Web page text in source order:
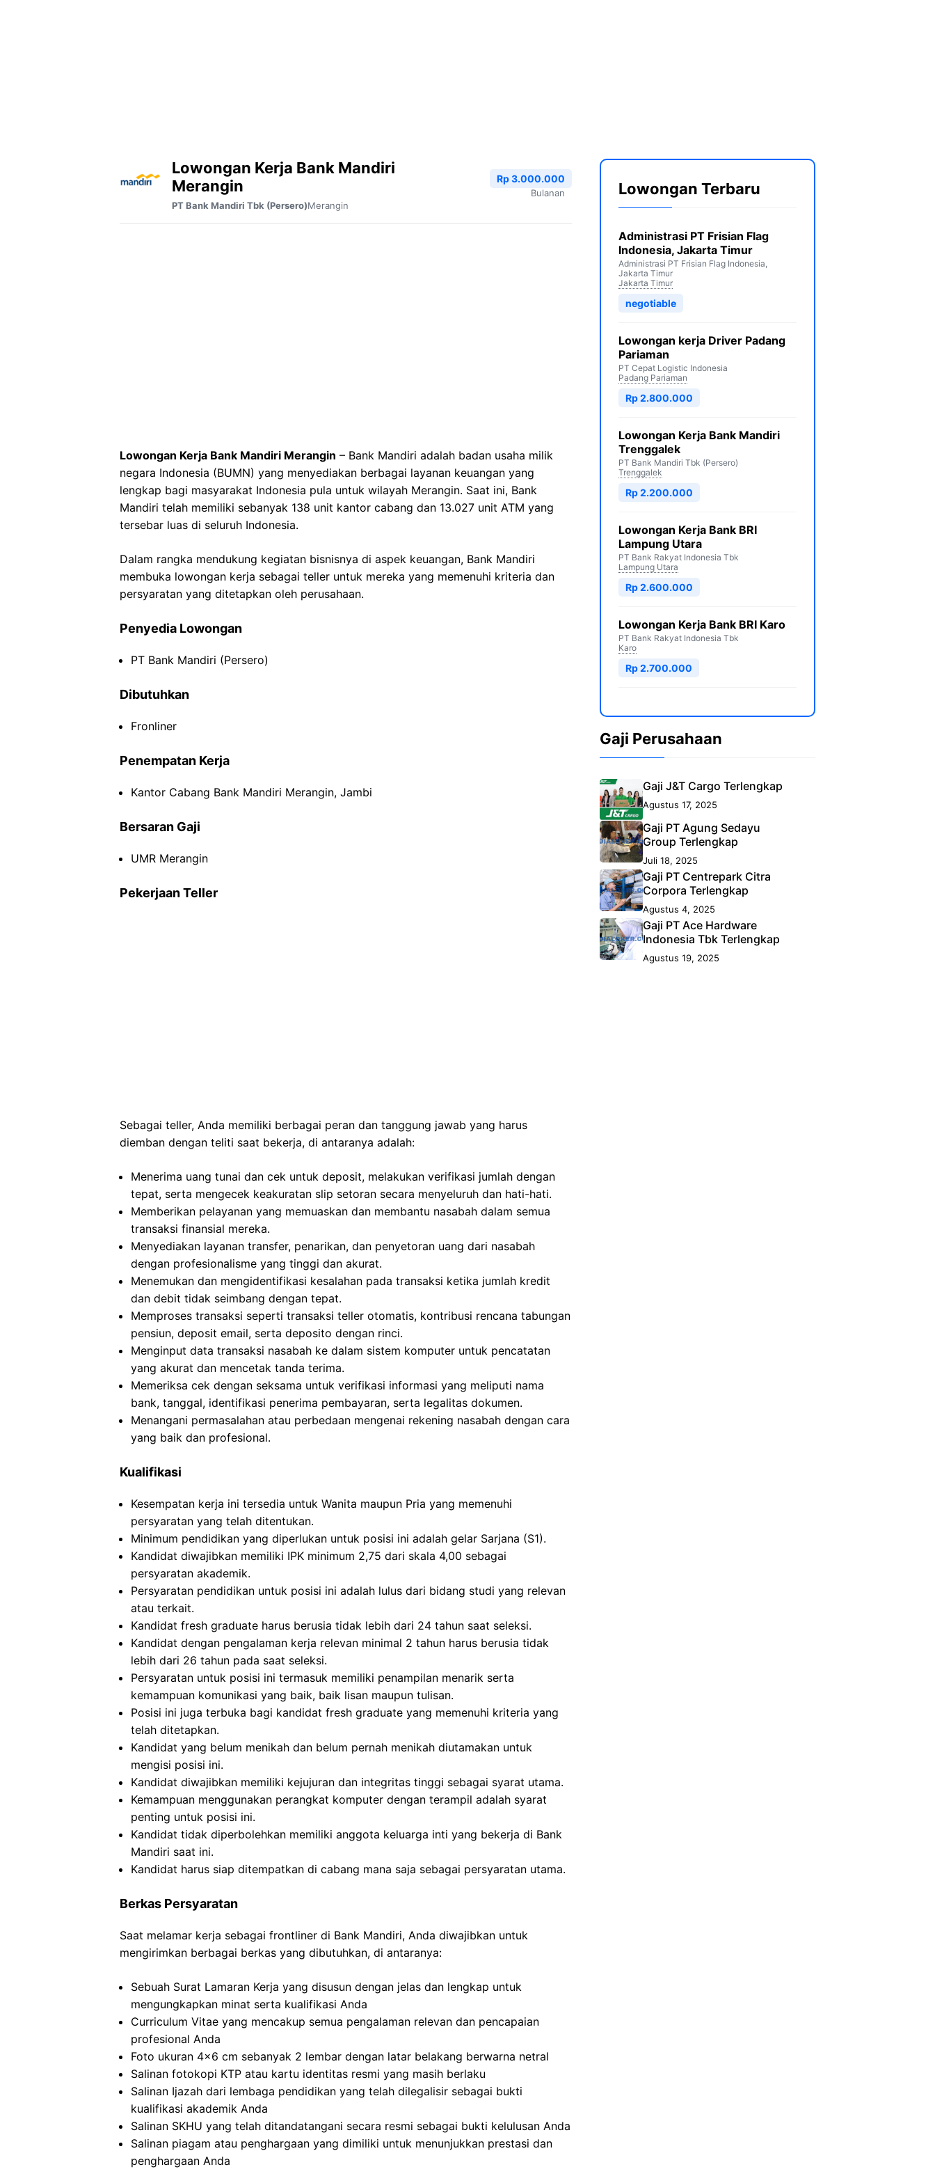
Lowongan Kerja Bank Mandiri
Merangin
PT Bank Mandiri Tbk (Persero)Merangin
Rp 3.000.000
Bulanan
Lowongan Kerja Bank Mandiri Merangin – Bank Mandiri adalah badan usaha milik
negara Indonesia (BUMN) yang menyediakan berbagai layanan keuangan yang
lengkap bagi masyarakat Indonesia pula untuk wilayah Merangin. Saat ini, Bank
Mandiri telah memiliki sebanyak 138 unit kantor cabang dan 13.027 unit ATM yang
tersebar luas di seluruh Indonesia.
Dalam rangka mendukung kegiatan bisnisnya di aspek keuangan, Bank Mandiri
membuka lowongan kerja sebagai teller untuk mereka yang memenuhi kriteria dan
persyaratan yang ditetapkan oleh perusahaan.
Penyedia Lowongan
PT Bank Mandiri (Persero)
Dibutuhkan
Fronliner
Penempatan Kerja
Kantor Cabang Bank Mandiri Merangin, Jambi
Bersaran Gaji
UMR Merangin
Pekerjaan Teller
Sebagai teller, Anda memiliki berbagai peran dan tanggung jawab yang harus
diemban dengan teliti saat bekerja, di antaranya adalah:
Menerima uang tunai dan cek untuk deposit, melakukan verifikasi jumlah dengan
tepat, serta mengecek keakuratan slip setoran secara menyeluruh dan hati-hati.
Memberikan pelayanan yang memuaskan dan membantu nasabah dalam semua
transaksi finansial mereka.
Menyediakan layanan transfer, penarikan, dan penyetoran uang dari nasabah
dengan profesionalisme yang tinggi dan akurat.
Menemukan dan mengidentifikasi kesalahan pada transaksi ketika jumlah kredit
dan debit tidak seimbang dengan tepat.
Memproses transaksi seperti transaksi teller otomatis, kontribusi rencana tabungan
pensiun, deposit email, serta deposito dengan rinci.
Menginput data transaksi nasabah ke dalam sistem komputer untuk pencatatan
yang akurat dan mencetak tanda terima.
Memeriksa cek dengan seksama untuk verifikasi informasi yang meliputi nama
bank, tanggal, identifikasi penerima pembayaran, serta legalitas dokumen.
Menangani permasalahan atau perbedaan mengenai rekening nasabah dengan cara
yang baik dan profesional.
Kualifikasi
Kesempatan kerja ini tersedia untuk Wanita maupun Pria yang memenuhi
persyaratan yang telah ditentukan.
Minimum pendidikan yang diperlukan untuk posisi ini adalah gelar Sarjana (S1).
Kandidat diwajibkan memiliki IPK minimum 2,75 dari skala 4,00 sebagai
persyaratan akademik.
Persyaratan pendidikan untuk posisi ini adalah lulus dari bidang studi yang relevan
atau terkait.
Kandidat fresh graduate harus berusia tidak lebih dari 24 tahun saat seleksi.
Kandidat dengan pengalaman kerja relevan minimal 2 tahun harus berusia tidak
lebih dari 26 tahun pada saat seleksi.
Persyaratan untuk posisi ini termasuk memiliki penampilan menarik serta
kemampuan komunikasi yang baik, baik lisan maupun tulisan.
Posisi ini juga terbuka bagi kandidat fresh graduate yang memenuhi kriteria yang
telah ditetapkan.
Kandidat yang belum menikah dan belum pernah menikah diutamakan untuk
mengisi posisi ini.
Kandidat diwajibkan memiliki kejujuran dan integritas tinggi sebagai syarat utama.
Kemampuan menggunakan perangkat komputer dengan terampil adalah syarat
penting untuk posisi ini.
Kandidat tidak diperbolehkan memiliki anggota keluarga inti yang bekerja di Bank
Mandiri saat ini.
Kandidat harus siap ditempatkan di cabang mana saja sebagai persyaratan utama.
Berkas Persyaratan
Saat melamar kerja sebagai frontliner di Bank Mandiri, Anda diwajibkan untuk
mengirimkan berbagai berkas yang dibutuhkan, di antaranya:
Sebuah Surat Lamaran Kerja yang disusun dengan jelas dan lengkap untuk
mengungkapkan minat serta kualifikasi Anda
Curriculum Vitae yang mencakup semua pengalaman relevan dan pencapaian
profesional Anda
Foto ukuran 4×6 cm sebanyak 2 lembar dengan latar belakang berwarna netral
Salinan fotokopi KTP atau kartu identitas resmi yang masih berlaku
Salinan Ijazah dari lembaga pendidikan yang telah dilegalisir sebagai bukti
kualifikasi akademik Anda
Salinan SKHU yang telah ditandatangani secara resmi sebagai bukti kelulusan Anda
Salinan piagam atau penghargaan yang dimiliki untuk menunjukkan prestasi dan
penghargaan Anda
Lowongan Terbaru
Administrasi PT Frisian Flag
Indonesia, Jakarta Timur
Administrasi PT Frisian Flag Indonesia,
Jakarta Timur
Jakarta Timur
negotiable
Lowongan kerja Driver Padang
Pariaman
PT Cepat Logistic Indonesia
Padang Pariaman
Rp 2.800.000
Lowongan Kerja Bank Mandiri
Trenggalek
PT Bank Mandiri Tbk (Persero)
Trenggalek
Rp 2.200.000
Lowongan Kerja Bank BRI
Lampung Utara
PT Bank Rakyat Indonesia Tbk
Lampung Utara
Rp 2.600.000
Lowongan Kerja Bank BRI Karo
PT Bank Rakyat Indonesia Tbk
Karo
Rp 2.700.000
Gaji Perusahaan
Gaji J&T Cargo Terlengkap
Agustus 17, 2025
Gaji PT Agung Sedayu
Group Terlengkap
Juli 18, 2025
Gaji PT Centrepark Citra
Corpora Terlengkap
Agustus 4, 2025
Gaji PT Ace Hardware
Indonesia Tbk Terlengkap
Agustus 19, 2025